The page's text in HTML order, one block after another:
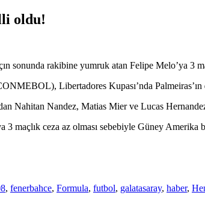
oldu!
sonunda rakibine yumruk atan Felipe Melo’ya 3
Libertadores Kupası’nda Palmeiras’ın
Nahitan Nandez, Matias Mier ve Lucas
maçlık ceza az olması sebebiyle Güney Amerika
, fenerbahce, Formula, futbol, galatasaray, haber,